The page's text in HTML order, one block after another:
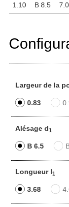
1.10 B 8.5
Largeur de la
0.83
Alésage d1
B 6.5
Longueur l1
3.68